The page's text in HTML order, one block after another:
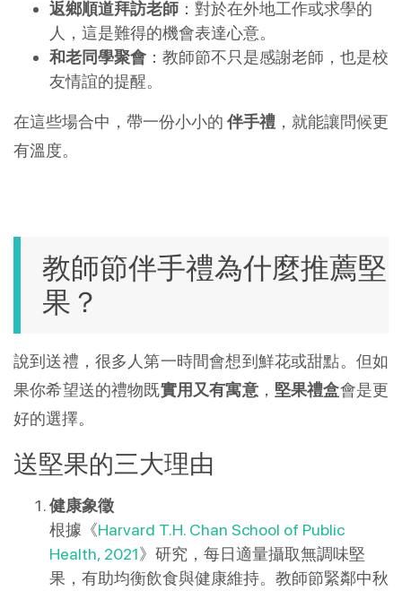
返鄉順道拜訪老師 ：對於在外地工作或求學的
人，這是難得的機會表達心意。
和老同學聚會 ：教師節不只是感謝老師，也是校
友情誼的提醒。
在這些場合中，帶一份小小的 伴手禮 ，就能讓問候更
有溫度。
教師節伴手禮為什麼推薦堅
果？
說到送禮，很多人第一時間會想到鮮花或甜點。但如
果你希望送的禮物既實用又有寓意， 堅果禮盒會是更
好的選擇。
送堅果的三大理由
健康象徵
根據《Harvard T.H. Chan School of Public
Health, 2021》研究，每日適量攝取無調味堅
果，有助均衡飲食與健康維持。教師節緊鄰中秋